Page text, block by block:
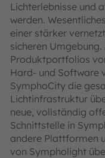
Lichterlebnisse und
werden.
einer stärker
sicheren
Produktportfolios
Hard- und Software
SymphoCity die
Lichtinfrastruktur
neue, vollständig
Schnittstelle in
andere Plattformen
von Sympholight